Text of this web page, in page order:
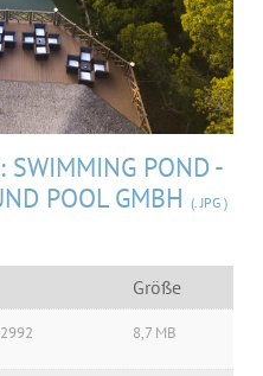
SWIMMING POND -
POOL GMBH (. JPG )
Größe
8,7 MB